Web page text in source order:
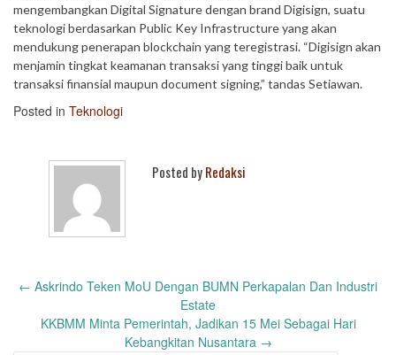
mengembangkan Digital Signature dengan brand Digisign, suatu
teknologi berdasarkan Public Key Infrastructure yang akan
mendukung penerapan blockchain yang teregistrasi. “Digisign akan
menjamin tingkat keamanan transaksi yang tinggi baik untuk
transaksi finansial maupun document signing,” tandas Setiawan.
Posted in Teknologi
Posted byRedaksi
Post
← Askrindo Teken MoU Dengan BUMN Perkapalan Dan Industri
Estate
KKBMM Minta Pemerintah, Jadikan 15 Mei Sebagai Hari
Kebangkitan Nusantara →